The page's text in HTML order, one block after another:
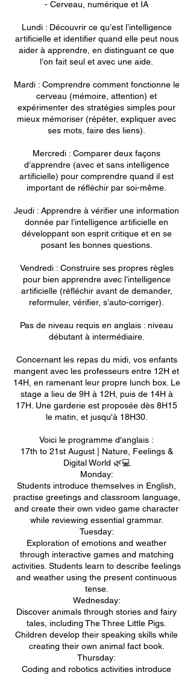
- Cerveau, numérique et IA
Lundi : Découvrir ce qu’est l’intelligence
artificielle et identifier quand elle peut nous
aider à apprendre, en distinguant ce que
l’on fait seul et avec une aide.
Mardi : Comprendre comment fonctionne le
cerveau (mémoire, attention) et
expérimenter des stratégies simples pour
mieux mémoriser (répéter, expliquer avec
ses mots, faire des liens).
Mercredi : Comparer deux façons
d’apprendre (avec et sans intelligence
artificielle) pour comprendre quand il est
important de réfléchir par soi-même.
Jeudi : Apprendre à vérifier une information
donnée par l’intelligence artificielle en
développant son esprit critique et en se
posant les bonnes questions.
Vendredi : Construire ses propres règles
pour bien apprendre avec l’intelligence
artificielle (réfléchir avant de demander,
reformuler, vérifier, s’auto-corriger).
Pas de niveau requis en anglais : niveau
débutant à intermédiaire.
Concernant les repas du midi, vos enfants
mangent avec les professeurs entre 12H et
14H, en ramenant leur propre lunch box. Le
stage a lieu de 9H à 12H, puis de 14H à
17H. Une garderie est proposée dès 8H15
le matin, et jusqu'à 18H30.
Voici le programme d'anglais :
17th to 21st August | Nature, Feelings &
Digital World 🌿💻
Monday:
Students introduce themselves in English,
practise greetings and classroom language,
and create their own video game character
while reviewing essential grammar.
Tuesday:
Exploration of emotions and weather
through interactive games and matching
activities. Students learn to describe feelings
and weather using the present continuous
tense.
Wednesday:
Discover animals through stories and fairy
tales, including The Three Little Pigs.
Children develop their speaking skills while
creating their own animal fact book.
Thursday:
Coding and robotics activities introduce